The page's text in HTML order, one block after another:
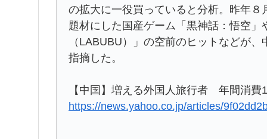
の拡大に一役買っていると分析。昨年
題材にした国産ゲーム「黒神話：悟空
（LABUBU）」の空前のヒットなどが
指摘した。
【中国】増える外国人旅行者 年間消費
https://news.yahoo.co.jp/articles/